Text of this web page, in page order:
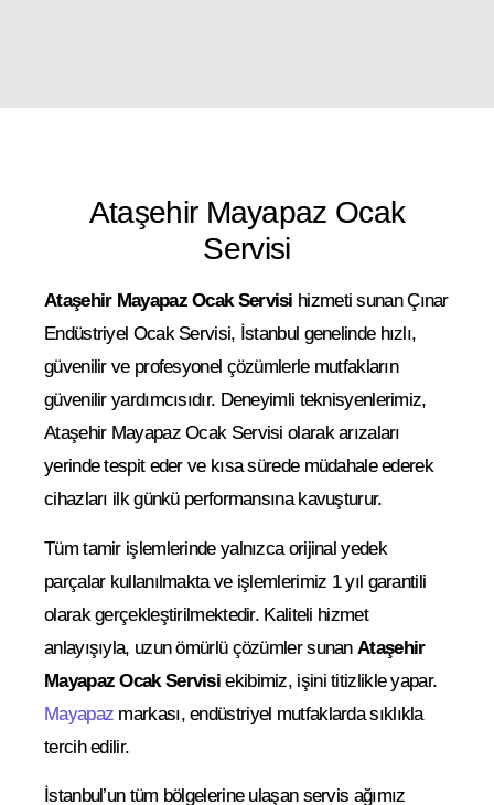
Ataşehir Mayapaz Ocak
Servisi
Ataşehir Mayapaz Ocak Servisi hizmeti sunan Çınar
Endüstriyel Ocak Servisi, İstanbul genelinde hızlı,
güvenilir ve profesyonel çözümlerle mutfakların
güvenilir yardımcısıdır. Deneyimli teknisyenlerimiz,
Ataşehir Mayapaz Ocak Servisi olarak arızaları
yerinde tespit eder ve kısa sürede müdahale ederek
cihazları ilk günkü performansına kavuşturur.
Tüm tamir işlemlerinde yalnızca orijinal yedek
parçalar kullanılmakta ve işlemlerimiz 1 yıl garantili
olarak gerçekleştirilmektedir. Kaliteli hizmet
anlayışıyla, uzun ömürlü çözümler sunan Ataşehir
Mayapaz Ocak Servisi ekibimiz, işini titizlikle yapar.
Mayapaz markası, endüstriyel mutfaklarda sıklıkla
tercih edilir.
İstanbul’un tüm bölgelerine ulaşan servis ağımız